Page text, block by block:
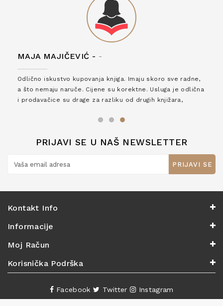
MAJA MAJIČEVIĆ - -
Odlično iskustvo kupovanja knjiga. Imaju skoro sve radne,
a što nemaju naruče. Cijene su korektne. Usluga je odlična
i prodavačice su drage za razliku od drugih knjižara,
PRIJAVI SE U NAŠ NEWSLETTER
PRIJAVI SE
Kontakt Info
Informacije
Moj Račun
Korisnička Podrška
Facebook Twitter Instagram